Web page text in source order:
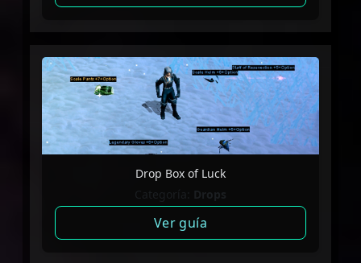
Drop Box of Luck
Categoría:
Drops
Ver guía